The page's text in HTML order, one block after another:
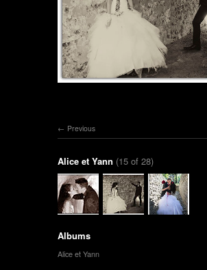
Previous
Alice et Yann (15 of 28)
Albums
Alice et Yann